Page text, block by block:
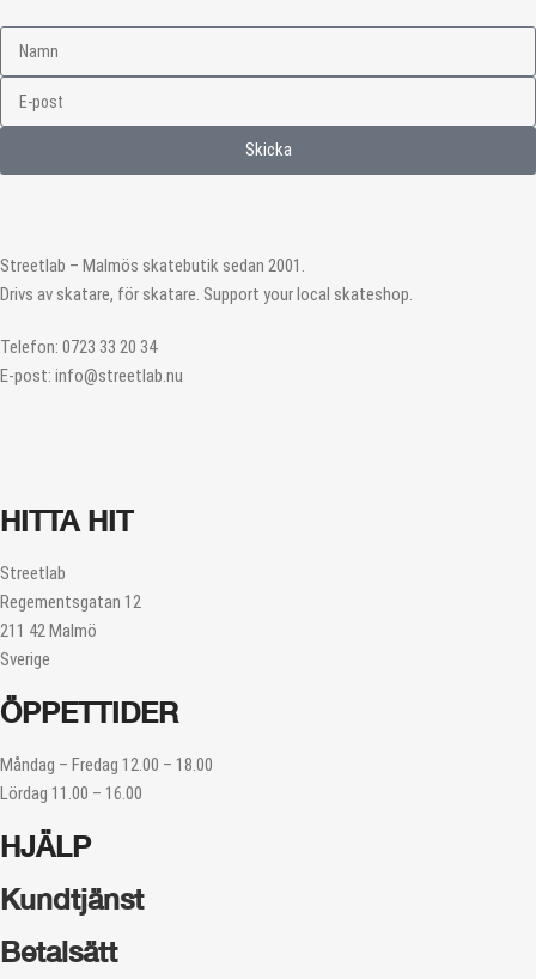
Skicka
Streetlab – Malmös skatebutik sedan 2001.
Drivs av skatare, för skatare. Support your local skateshop.
Telefon: 0723 33 20 34
E-post: info@streetlab.nu
HITTA HIT
Streetlab
Regementsgatan 12
211 42 Malmö
Sverige
ÖPPETTIDER
Måndag – Fredag 12.00 – 18.00
Lördag 11.00 – 16.00
HJÄLP
Kundtjänst
Betalsätt